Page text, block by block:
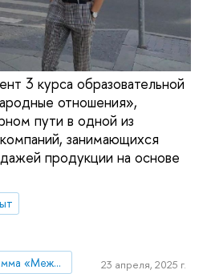
3 курса образовательной
отношения»,
пути в одной из
занимающихся
продукции на основе
Образовательная программа «Международные отношения»
23 апреля, 2025 г.